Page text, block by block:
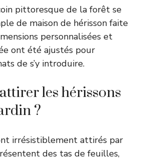
pittoresque de la forêt se
de maison de hérisson faite
personnalisées et
ont été ajustés pour
de s’y introduire.
les hérissons
?
irrésistiblement attirés par
des tas de feuilles,